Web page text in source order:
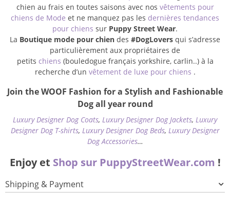
chien au frais en toutes saisons avec nos vêtements pour
chiens de Mode et ne manquez pas les dernières tendances
pour chiens sur Puppy Street Wear.
La Boutique mode pour chien des #DogLovers qui s’adresse
particulièrement aux propriétaires de
petits chiens (bouledogue français yorkshire, carlin..) à la
recherche d’un vêtement de luxe pour chiens .
Join the WOOF Fashion for a Stylish and Fashionable
Dog all year round
Luxury Designer Dog Coats, Luxury Designer Dog Jackets, Luxury
Designer Dog T-shirts, Luxury Designer Dog Beds, Luxury Designer
Dog Accessories…
Enjoy et Shop sur PuppyStreetWear.com !
Shipping & Payment